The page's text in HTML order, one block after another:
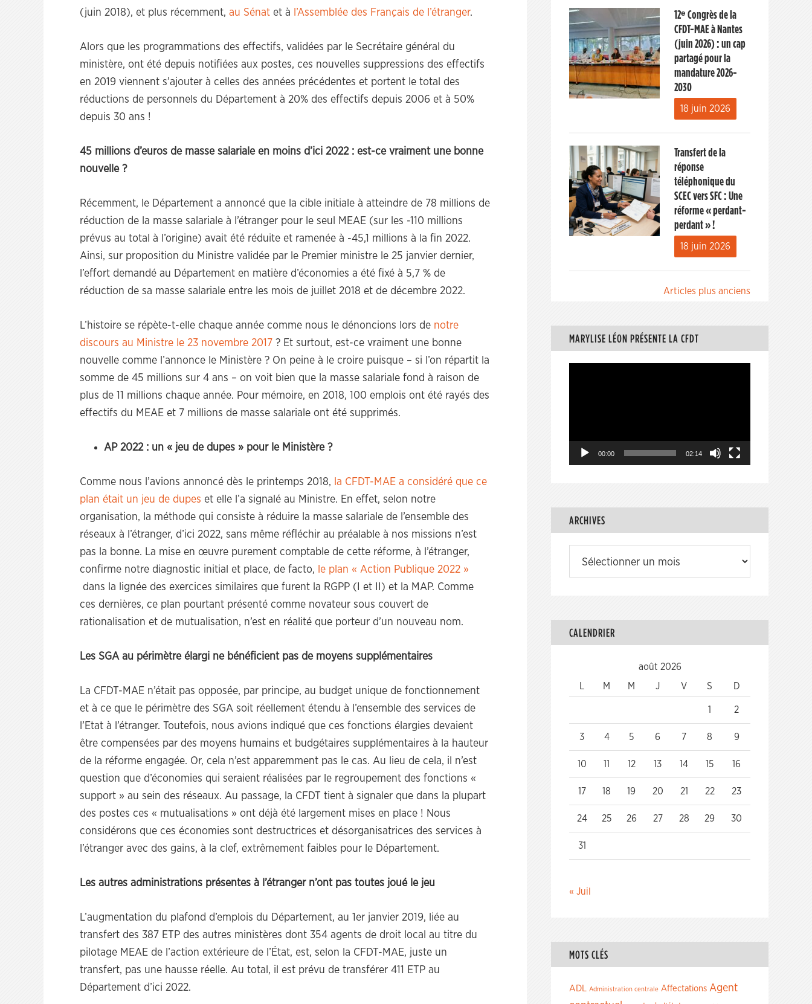
(juin 2018), et plus récemment, au Sénat et à l’Assemblée des Français de l’étranger.
Alors que les programmations des effectifs, validées par le Secrétaire général du
ministère, ont été depuis notifiées aux postes, ces nouvelles suppressions des effectifs
en 2019 viennent s’ajouter à celles des années précédentes et portent le total des
réductions de personnels du Département à 20% des effectifs depuis 2006 et à 50%
depuis 30 ans !
45 millions d’euros de masse salariale en moins d’ici 2022 : est-ce vraiment une bonne
nouvelle ?
Récemment, le Département a annoncé que la cible initiale à atteindre de 78 millions de
réduction de la masse salariale à l’étranger pour le seul MEAE (sur les -110 millions
prévus au total à l’origine) avait été réduite et ramenée à -45,1 millions à la fin 2022.
Ainsi, sur proposition du Ministre validée par le Premier ministre le 25 janvier dernier,
l’effort demandé au Département en matière d’économies a été fixé à 5,7 % de
réduction de sa masse salariale entre les mois de juillet 2018 et de décembre 2022.
L’histoire se répète-t-elle chaque année comme nous le dénoncions lors de notre
discours au Ministre le 23 novembre 2017 ? Et surtout, est-ce vraiment une bonne
nouvelle comme l’annonce le Ministère ? On peine à le croire puisque – si l’on répartit la
somme de 45 millions sur 4 ans – on voit bien que la masse salariale fond à raison de
plus de 11 millions chaque année. Pour mémoire, en 2018, 100 emplois ont été rayés des
effectifs du MEAE et 7 millions de masse salariale ont été supprimés.
AP 2022 : un « jeu de dupes » pour le Ministère ?
Comme nous l’avions annoncé dès le printemps 2018, la CFDT-MAE a considéré que ce
plan était un jeu de dupes et elle l’a signalé au Ministre. En effet, selon notre
organisation, la méthode qui consiste à réduire la masse salariale de l’ensemble des
réseaux à l’étranger, d’ici 2022, sans même réfléchir au préalable à nos missions n’est
pas la bonne. La mise en œuvre purement comptable de cette réforme, à l’étranger,
confirme notre diagnostic initial et place, de facto, le plan « Action Publique 2022 »
dans la lignée des exercices similaires que furent la RGPP (I et II) et la MAP. Comme
ces dernières, ce plan pourtant présenté comme novateur sous couvert de
rationalisation et de mutualisation, n’est en réalité que porteur d’un nouveau nom.
Les SGA au périmètre élargi ne bénéficient pas de moyens supplémentaires
La CFDT-MAE n’était pas opposée, par principe, au budget unique de fonctionnement
et à ce que le périmètre des SGA soit réellement étendu à l’ensemble des services de
l’Etat à l’étranger. Toutefois, nous avions indiqué que ces fonctions élargies devaient
être compensées par des moyens humains et budgétaires supplémentaires à la hauteur
de la réforme engagée. Or, cela n’est apparemment pas le cas. Au lieu de cela, il n’est
question que d’économies qui seraient réalisées par le regroupement des fonctions «
support » au sein des réseaux. Au passage, la CFDT tient à signaler que dans la plupart
des postes ces « mutualisations » ont déjà été largement mises en place ! Nous
considérons que ces économies sont destructrices et désorganisatrices des services à
l’étranger avec des gains, à la clef, extrêmement faibles pour le Département.
Les autres administrations présentes à l’étranger n’ont pas toutes joué le jeu
L’augmentation du plafond d’emplois du Département, au 1er janvier 2019, liée au
transfert des 387 ETP des autres ministères dont 354 agents de droit local au titre du
pilotage MEAE de l’action extérieure de l’État, est, selon la CFDT-MAE, juste un
transfert, pas une hausse réelle. Au total, il est prévu de transférer 411 ETP au
Département d’ici 2022.
12ᵉ Congrès de la
CFDT-MAE à Nantes
(juin 2026) : un cap
partagé pour la
mandature 2026-
2030
18 juin 2026
Transfert de la
réponse
téléphonique du
SCEC vers SFC : Une
réforme « perdant-
perdant » !
18 juin 2026
articles
Articles plus anciens
MARYLISE LÉON PRÉSENTE LA CFDT
00:00 02:14
ARCHIVES
CALENDRIER
août 2026
M M J V S D
1 2
3 4 5 6 7 8 9
10 11 12 13 14 15 16
17 18 19 20 21 22 23
24 25 26 27 28 29 30
31
« Juil
MOTS CLÉS
ADL Administration centrale Affectations Agent